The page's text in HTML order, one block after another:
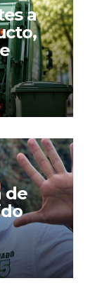
a
de